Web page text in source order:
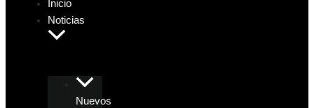
Inicio
Noticias
Nuevos